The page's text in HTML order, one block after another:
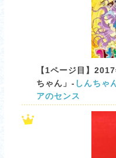
【1ページ目】
ちゃん」- しんちゃ
アのセンス